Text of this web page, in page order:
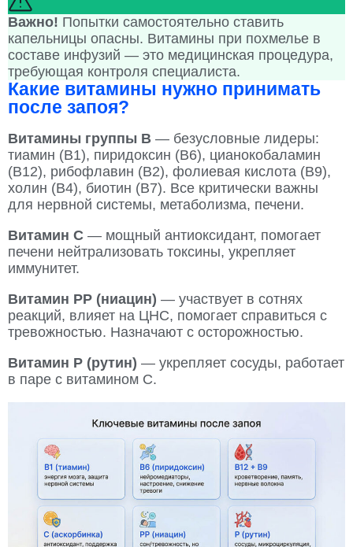
Важно! Попытки самостоятельно ставить
капельницы опасны. Витамины при похмелье в
составе инфузий — это медицинская процедура,
требующая контроля специалиста.
Какие витамины нужно принимать
после запоя?
Витамины группы B — безусловные лидеры:
тиамин (В1), пиридоксин (В6), цианокобаламин
(В12), рибофлавин (В2), фолиевая кислота (В9),
холин (В4), биотин (В7). Все критически важны
для нервной системы, метаболизма, печени.
Витамин C — мощный антиоксидант, помогает
печени нейтрализовать токсины, укрепляет
иммунитет.
Витамин PP (ниацин) — участвует в сотнях
реакций, влияет на ЦНС, помогает справиться с
тревожностью. Назначают с осторожностью.
Витамин P (рутин) — укрепляет сосуды, работает
в паре с витамином C.